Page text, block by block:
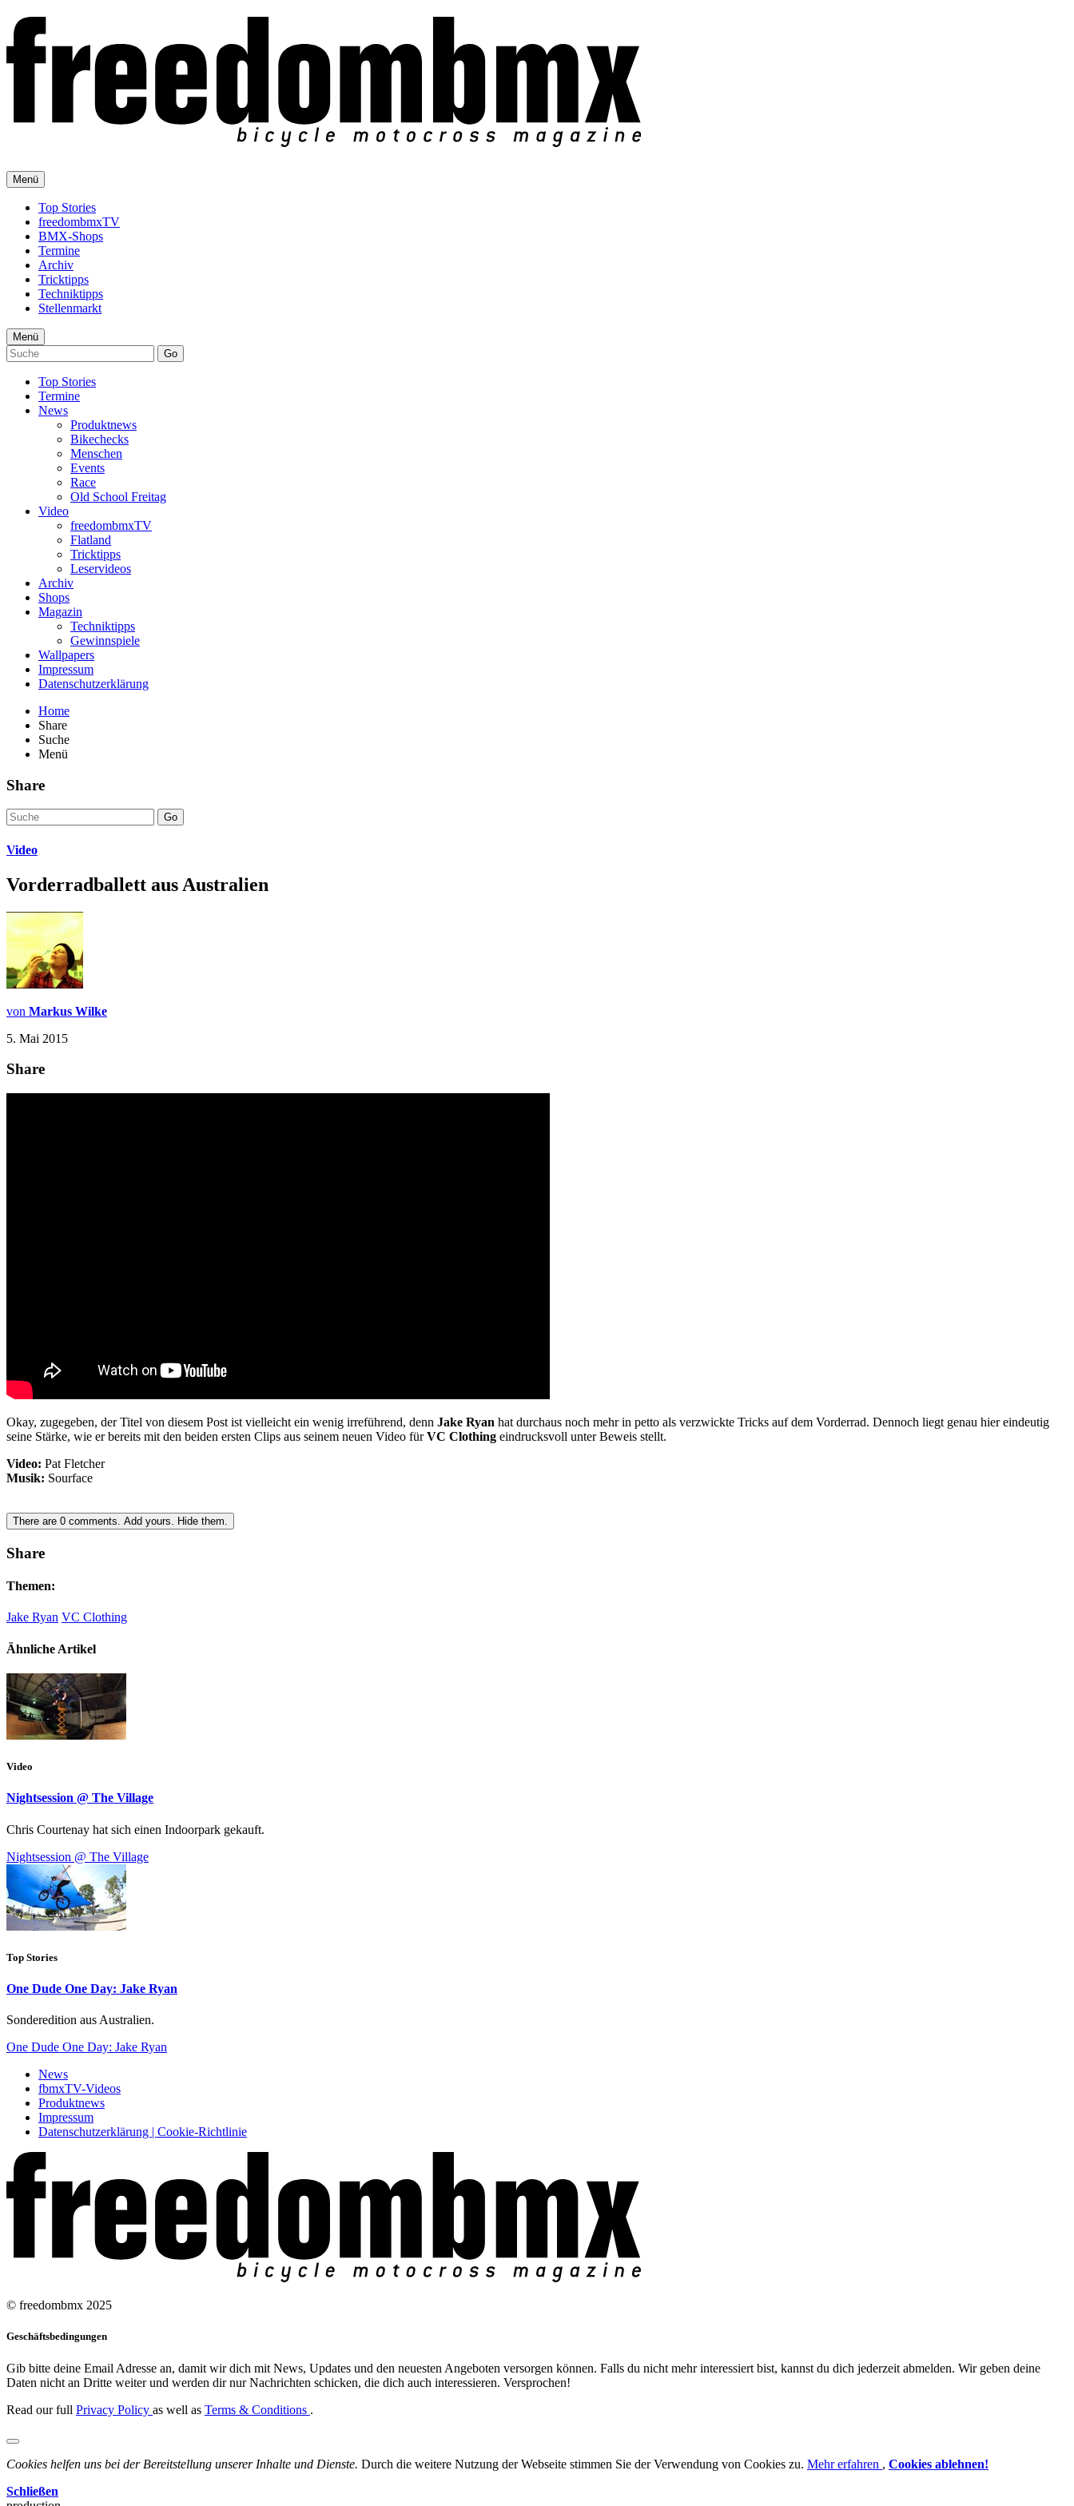
Menü
Top Stories
freedombmxTV
BMX-Shops
Termine
Archiv
Tricktipps
Techniktipps
Stellenmarkt
Menü
Go
Top Stories
Termine
News
Produktnews
Bikechecks
Menschen
Events
Race
Old School Freitag
Video
freedombmxTV
Flatland
Tricktipps
Leservideos
Archiv
Shops
Magazin
Techniktipps
Gewinnspiele
Wallpapers
Impressum
Datenschutzerklärung
Home
Share
Suche
Menü
Share
Go
Video
Vorderradballett aus Australien
von Markus Wilke
5. Mai 2015
Share
Okay, zugegeben, der Titel von diesem Post ist vielleicht ein wenig irreführend, denn Jake Ryan hat durchaus noch mehr in petto als verzwickte Tricks auf dem Vorderrad. Dennoch liegt genau hier eindeutig
seine Stärke, wie er bereits mit den beiden ersten Clips aus seinem neuen Video fürVC Clothing eindrucksvoll unter Beweis stellt.
Video: Pat Fletcher
Musik: Sourface
There are 0 comments. Add yours. Hide them.
Share
Themen:
Jake Ryan VC Clothing
Ähnliche Artikel
Video
Nightsession @ The Village
Chris Courtenay hat sich einen Indoorpark gekauft.
Nightsession @ The Village
Top Stories
One Dude One Day: Jake Ryan
Sonderedition aus Australien.
One Dude One Day: Jake Ryan
News
fbmxTV-Videos
Produktnews
Impressum
Datenschutzerklärung | Cookie-Richtlinie
© freedombmx 2025
Geschäftsbedingungen
Gib bitte deine Email Adresse an, damit wir dich mit News, Updates und den neuesten Angeboten versorgen können. Falls du nicht mehr interessiert bist, kannst du dich jederzeit abmelden. Wir geben deine
Daten nicht an Dritte weiter und werden dir nur Nachrichten schicken, die dich auch interessieren. Versprochen!
Read our full Privacy Policy as well as Terms & Conditions .
Cookies helfen uns bei der Bereitstellung unserer Inhalte und Dienste. Durch die weitere Nutzung der Webseite stimmen Sie der Verwendung von Cookies zu. Mehr erfahren , Cookies ablehnen!
Schließen